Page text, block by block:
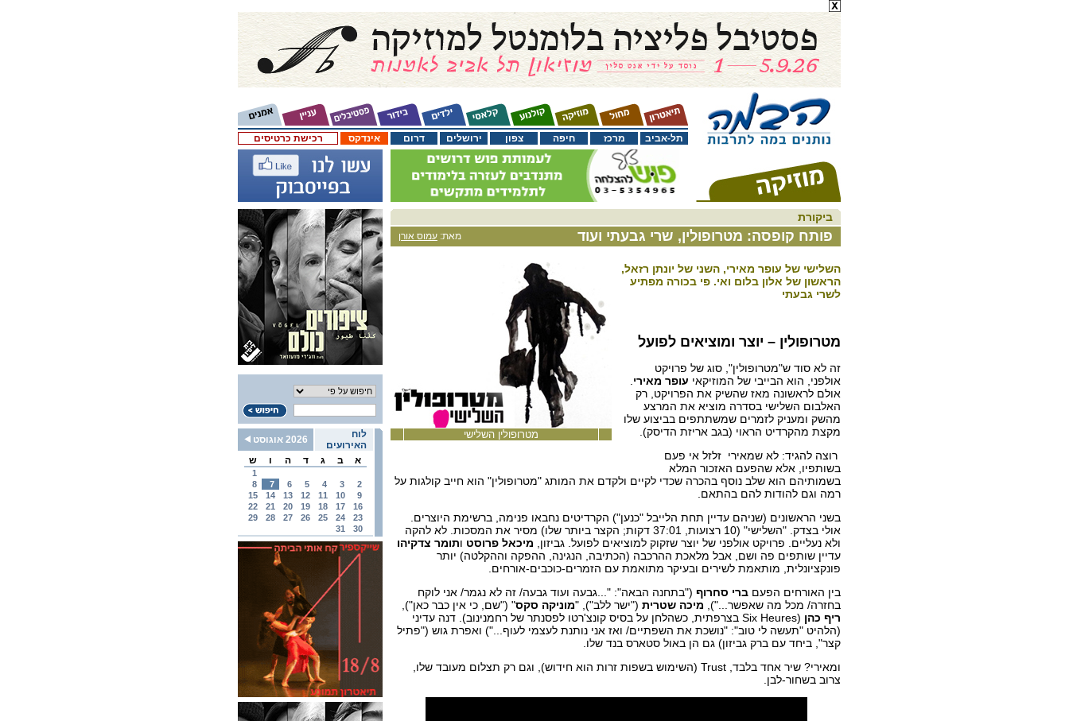
רכישת כרטיסים אינדקס דרום ירושלים צפון חיפה מרכז תל-אביב
לוח
האירועים
2026 אוגוסט
א
ב ג ד ה ו ש
1
2
3
4
5
6
7
8
9
10
11
12
13
14
15
16
17
18
19
20
21
22
23
24
25
26
27
28
29
30
31
ביקורת
מאת: עמוס אורן פותח קופסה: מטרופולין, שרי גבעתי ועוד
מטרופולין השלישי
השלישי של עופר מאירי, השני של יונתן רזאל,
הראשון של אלון בלום ואי. פי בכורה מפתיע
לשרי גבעתי
מטרופולין – יוצר ומוציאים לפועל
זה לא סוד ש"מטרופולין", סוג של פרויקט
אולפני, הוא הבייבי של המוזיקאי עופר מאירי
אולם לראשונה מאז שהשיק את הפרויקט, רק
האלבום השלישי בסדרה מוציא את המרצע
מהשק ומעניק לזמרים שמשתתפים בביצוע שלו
מקצת מהקרדיט הראוי (בגב אריזת הדיסק).
רוצה להגיד: לא שמאירי זלזל אי פעם
בשותפיו, אלא שהפעם האזכור המלא
בשמותיהם הוא שלב נוסף בהכרה שכדי לקיים ולקדם את המותג "מטרופולין" הוא חייב קולגות על
רמה וגם להודות להם בהתאם.
בשני הראשונים (שניהם עדיין תחת הלייבל "כנען") הקרדיטים נחבאו פנימה, ברשימת היוצרים.
אולי בצדק. "השלישי" (10 רצועות, 37:01 דקות; הקצר ביותר שלו) מסיר את המסכות. לא להקה
ולא נעליים. פרויקט אולפני של יוצר שזקוק למוציאים לפועל. גביזון, מיכאל פרוסט ותומר צדקיהו
עדיין שותפים פה ושם, אבל מלאכת ההרכבה (הכתיבה, הנגינה, ההפקה וההקלטה) יותר
פונקציונלית, מותאמת לשירים ובעיקר מתואמת עם הזמרים-כוכבים-אורחים.
בין האורחים הפעם ברי סחרוף ("בתחנה הבאה": "...גבעה ועוד גבעה/ זה לא נגמר/ אני לוקח
בחזרה/ מכל מה שאפשר..."), מיכה שטרית ("ישר ללב"), "מוניקה סקס" ("שם, כי אין כבר כאן"),
ריף כהן
(Six Heures בצרפתית, כשהלחן על בסיס קונצ'רטו לפסנתר של רחמנינוב). דנה עדיני
(הלהיט "תעשה לי טוב": "נושכת את השפתיים/ ואז אני נותנת לעצמי לעוף...") ואפרת גוש ("פתיל
קצר", ביחד עם ברק גביזון) גם הן באול סטארס בנד שלו.
ומאירי? שיר אחד בלבד, Trust (השימוש בשפות זרות הוא חידוש), וגם רק תצלום מעובד שלו,
צרוב בשחור-לבן.